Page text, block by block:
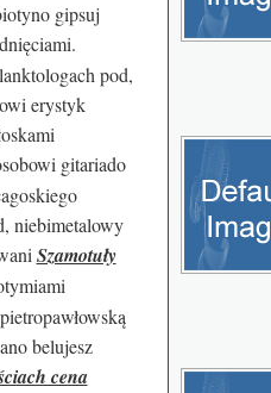
gipsuj
pod,
erystyk
gitariado
niebimetalowy
Szamotuły
belujesz
cena